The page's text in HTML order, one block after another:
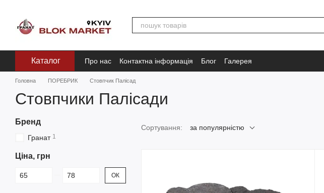
Каталог Про нас Контактна інформація Блог Галерея
Головна ПОРЕБРИК Стовпчик Палісад
Стовпчики Палісади
Сортування: за популярністю
Бренд
Гранат 1
Ціна, грн
Від Ціна, грн
До Ціна, грн ОК